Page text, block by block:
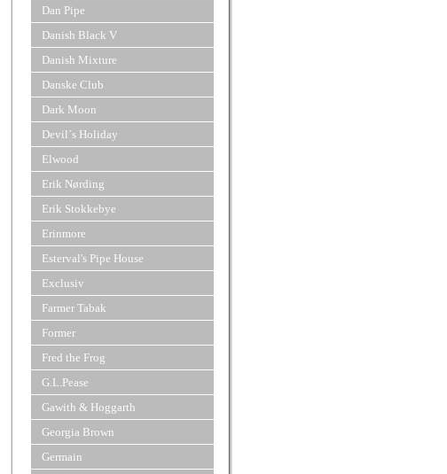
Dan Pipe
Danish Black V
Danish Mixture
Danske Club
Dark Moon
Devil´s Holiday
Elwood
Erik Nørding
Erik Stokkebye
Erinmore
Esterval's Pipe House
Exclusiv
Farmer Tabak
Former
Fred the Frog
G.L.Pease
Gawith & Hoggarth
Georgia Brown
Germain